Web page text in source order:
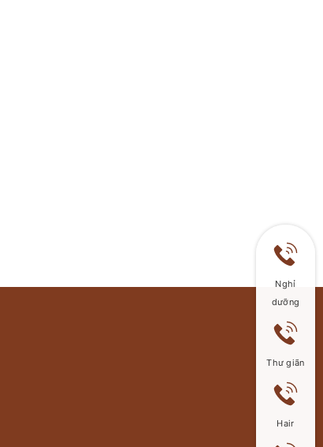
Nghỉ
dưỡng
Thư giãn
Hair